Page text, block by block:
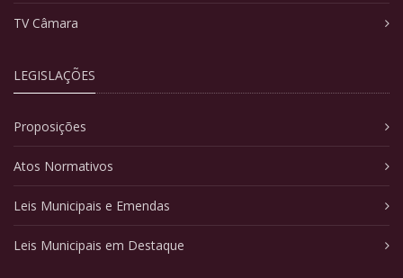
TV Câmara
LEGISLAÇÕES
Proposições
Atos Normativos
Leis Municipais e Emendas
Leis Municipais em Destaque